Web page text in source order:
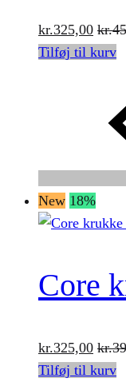
kr.325,00 kr.
Tilføj til kurv
New 18%
Core
kr.325,00 kr.
Tilføj til kurv